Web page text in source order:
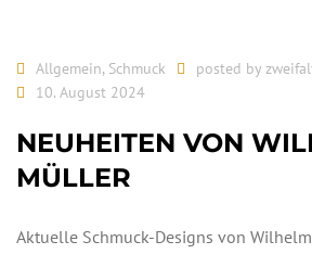
Allgemein, Schmuck posted by
10. August 2024
NEUHEITEN VON
MÜLLER
Aktuelle Schmuck-Designs von